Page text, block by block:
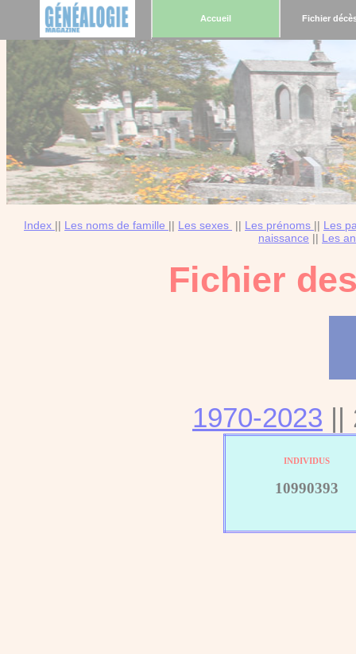
Accueil Fichier
Index || Les noms de famille || Les sexes || Les prénoms || Les
naissance || Les
Fichier
1970-2023 ||
INDIVIDUS
10990393